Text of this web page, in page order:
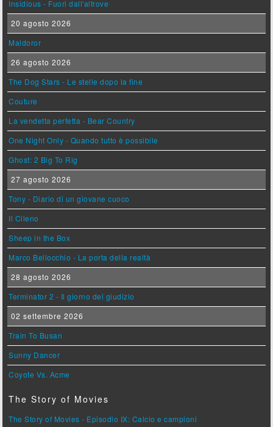
Insidious - Fuori dall'altrove
20 agosto 2026
Maldoror
26 agosto 2026
The Dog Stars - Le stelle dopo la fine
Couture
La vendetta perfetta - Bear Country
One Night Only - Quando tutto è possibile
Ghost: 2 Big To Rig
27 agosto 2026
Tony - Diario di un giovane cuoco
Il Cileno
Sheep in the Box
Marco Bellocchio - La porta della realtà
28 agosto 2026
Terminator 2 - Il giorno del giudizio
02 settembre 2026
Train To Busan
Sunny Dancer
Coyote Vs. Acme
The Story of Movies
The Story of Movies - Episodio IX: Calcio e campioni